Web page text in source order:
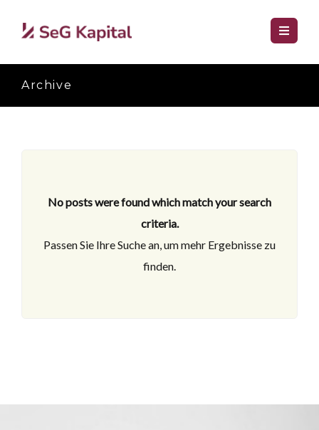
Archive
No posts were found which match your search
criteria.
Passen Sie Ihre Suche an, um mehr Ergebnisse zu
finden.